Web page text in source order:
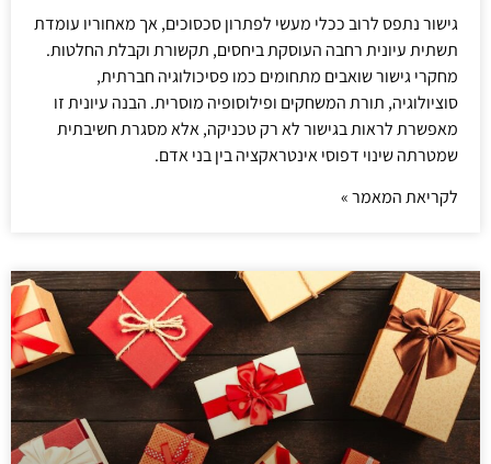
גישור נתפס לרוב ככלי מעשי לפתרון סכסוכים, אך מאחוריו עומדת
תשתית עיונית רחבה העוסקת ביחסים, תקשורת וקבלת החלטות.
מחקרי גישור שואבים מתחומים כמו פסיכולוגיה חברתית,
סוציולוגיה, תורת המשחקים ופילוסופיה מוסרית. הבנה עיונית זו
מאפשרת לראות בגישור לא רק טכניקה, אלא מסגרת חשיבתית
שמטרתה שינוי דפוסי אינטראקציה בין בני אדם.
לקריאת המאמר »